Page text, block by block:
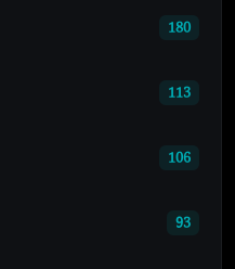
180
113
106
93